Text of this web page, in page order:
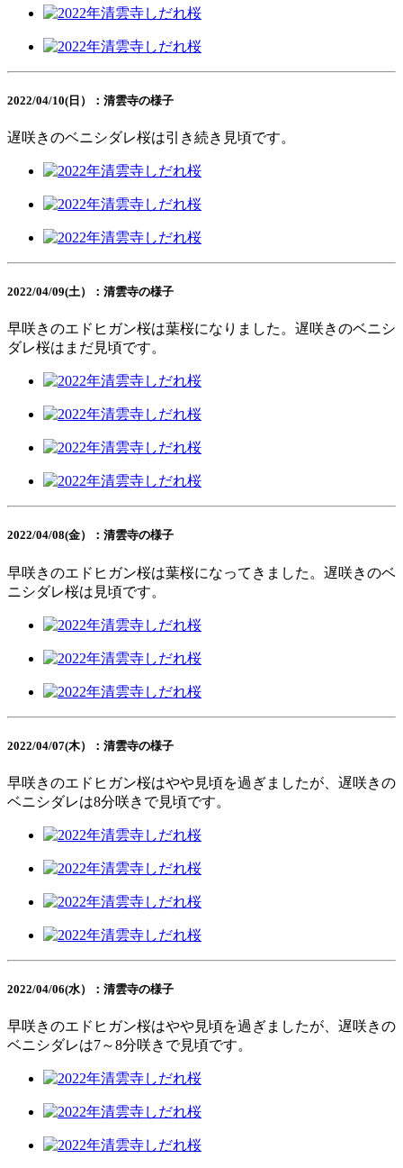
2022/04/10(日）：清雲寺の様子
遅咲きのベニシダレ桜は引き続き見頃です。
2022/04/09(土）：清雲寺の様子
早咲きのエドヒガン桜は葉桜になりました。遅咲きのベニシ
ダレ桜はまだ見頃です。
2022/04/08(金）：清雲寺の様子
早咲きのエドヒガン桜は葉桜になってきました。遅咲きのベ
ニシダレ桜は見頃です。
2022/04/07(木）：清雲寺の様子
早咲きのエドヒガン桜はやや見頃を過ぎましたが、遅咲きの
ベニシダレは8分咲きで見頃です。
2022/04/06(水）：清雲寺の様子
早咲きのエドヒガン桜はやや見頃を過ぎましたが、遅咲きの
ベニシダレは7～8分咲きで見頃です。